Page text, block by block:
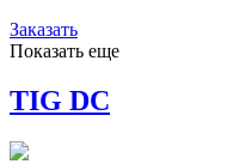
Заказать
Показать еще
TIG DC